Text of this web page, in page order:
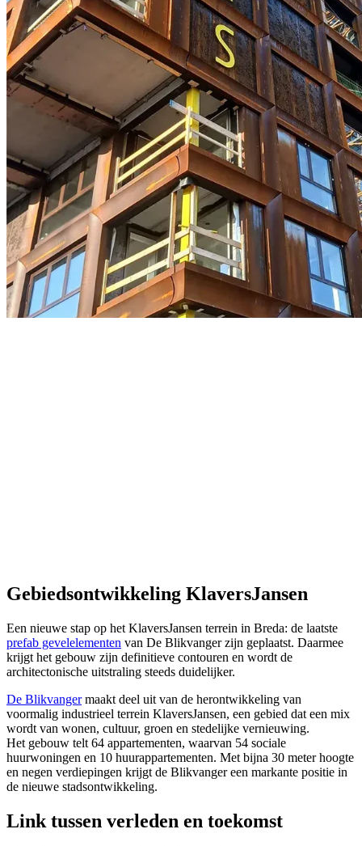
Gebiedsontwikkeling KlaversJansen
Een nieuwe stap op het KlaversJansen terrein in Breda: de laatste
prefab gevelelementen van De Blikvanger zijn geplaatst. Daarmee
krijgt het gebouw zijn definitieve contouren en wordt de
architectonische uitstraling steeds duidelijker.
De Blikvangermaakt deel uit van de herontwikkeling van
voormalig industrieel terrein KlaversJansen, een gebied dat een mix
wordt van wonen, cultuur, groen en stedelijke vernieuwing.
Het gebouw telt 64 appartementen, waarvan 54 sociale
huurwoningen en 10 huurappartementen. Met bijna 30 meter hoogte
en negen verdiepingen krijgt de Blikvanger een markante positie in
de nieuwe stadsontwikkeling.
Link tussen verleden en toekomst